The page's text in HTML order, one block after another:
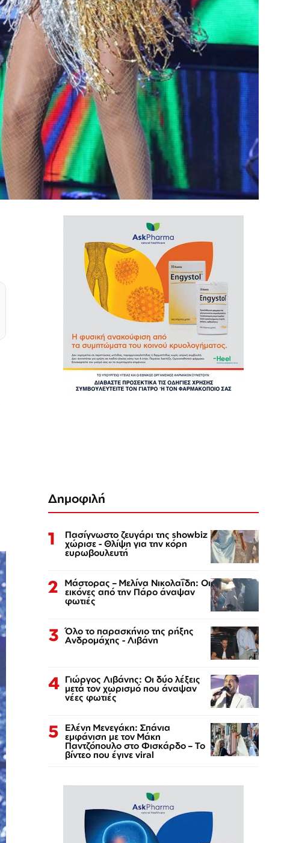
Δημοφιλή
1 Πασίγνωστο ζευγάρι της showbiz
χώρισε - Θλίψη για την κόρη
ευρωβουλευτή
2 Μάστορας – Μελίνα Νικολαΐδη: Οι
εικόνες από την Πάρο άναψαν
φωτιές
3 Όλο το παρασκήνιο της ρήξης
Ανδρομάχης - Λιβάνη
4 Γιώργος Λιβάνης: Οι δύο λέξεις
μετά τον χωρισμό που άναψαν
νέες φωτιές
5 Ελένη Μενεγάκη: Σπάνια
εμφάνιση με τον Μάκη
Παντζόπουλο στο Φισκάρδο – Το
βίντεο που έγινε viral